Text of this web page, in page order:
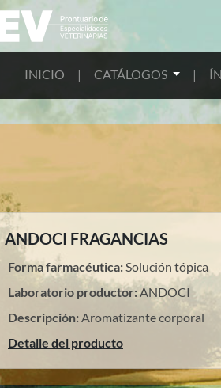
INICIO | CATÁLOGOS |
ANDOCI FRAGANCIAS
Forma farmacéutica:Solución tópica
Laboratorio productor:ANDOCI
Descripción:Aromatizante corporal
Detalle del producto